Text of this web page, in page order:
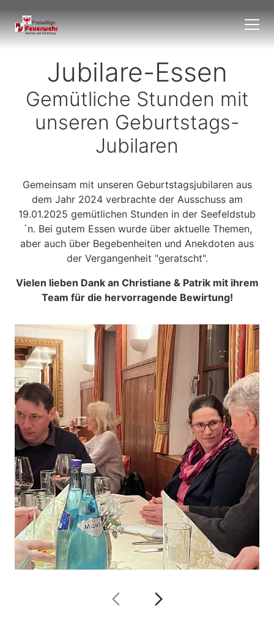
Jubilare-Essen
Gemütliche Stunden mit
unseren Geburtstags-
Jubilaren
Gemeinsam mit unseren Geburtstagsjubilaren aus
dem Jahr 2024 verbrachte der Ausschuss am
19.01.2025 gemütlichen Stunden in der Seefeldstub
´n. Bei gutem Essen wurde über aktuelle Themen,
aber auch über Begebenheiten und Anekdoten aus
der Vergangenheit "geratscht".
Vielen lieben Dank an Christiane & Patrik mit ihrem
Team für die hervorragende Bewirtung!